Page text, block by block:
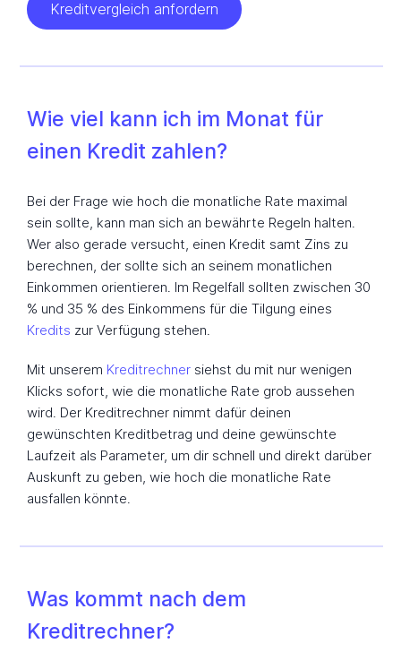
Kreditvergleich anfordern
Wie viel kann ich im Monat für
einen Kredit zahlen?
Bei der Frage wie hoch die monatliche Rate maximal
sein sollte, kann man sich an bewährte Regeln halten.
Wer also gerade versucht, einen Kredit samt Zins zu
berechnen, der sollte sich an seinem monatlichen
Einkommen orientieren. Im Regelfall sollten zwischen 30
% und 35 % des Einkommens für die Tilgung eines
Kredits zur Verfügung stehen.
Mit unserem Kreditrechner siehst du mit nur wenigen
Klicks sofort, wie die monatliche Rate grob aussehen
wird. Der Kreditrechner nimmt dafür deinen
gewünschten Kreditbetrag und deine gewünschte
Laufzeit als Parameter, um dir schnell und direkt darüber
Auskunft zu geben, wie hoch die monatliche Rate
ausfallen könnte.
Was kommt nach dem
Kreditrechner?